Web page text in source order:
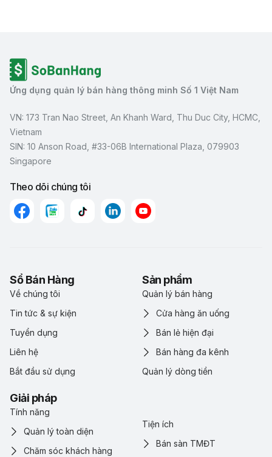
Ứng dụng quản lý bán hàng thông minh Số 1 Việt Nam
VN: 173 Tran Nao Street, An Khanh Ward, Thu Duc City, HCMC,
Vietnam
SIN: 10 Anson Road, #33-06B International Plaza, 079903
Singapore
Theo dõi chúng tôi
Sổ Bán Hàng
Về chúng tôi
Tin tức & sự kiện
Tuyển dụng
Liên hệ
Bắt đầu sử dụng
Sản phẩm
Quản lý bán hàng
Cửa hàng ăn uống
Bán lẻ hiện đại
Bán hàng đa kênh
Quản lý dòng tiền
Giải pháp
Tính năng
Quản lý toàn diện
Chăm sóc khách hàng
Tiện ích
Bán sàn TMĐT